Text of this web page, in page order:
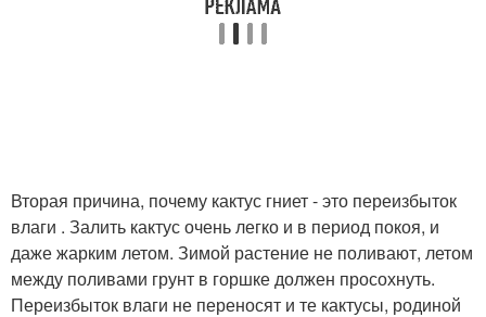
Вторая причина, почему кактус гниет - это переизбыток
влаги . Залить кактус очень легко и в период покоя, и
даже жарким летом. Зимой растение не поливают, летом
между поливами грунт в горшке должен просохнуть.
Переизбыток влаги не переносят и те кактусы, родиной